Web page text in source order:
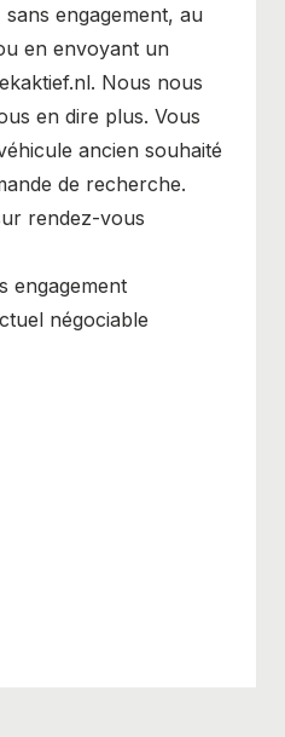
engagement, au
en envoyant un
Nous nous
en dire plus. Vous
ancien souhaité
de recherche.
rendez-vous
engagement
négociable